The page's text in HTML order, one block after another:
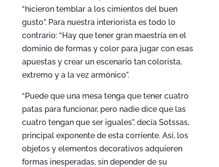
“hicieron temblar a los cimientos del buen
gusto”. Para nuestra interiorista es todo lo
contrario: “Hay que tener gran maestría en el
dominio de formas y color para jugar con esas
apuestas y crear un escenario tan colorista,
extremo y a la vez armónico”.
“Puede que una mesa tenga que tener cuatro
patas para funcionar, pero nadie dice que las
cuatro tengan que ser iguales”, decía Sotssas,
principal exponente de esta corriente. Así, los
objetos y elementos decorativos adquieren
formas inesperadas, sin depender de su